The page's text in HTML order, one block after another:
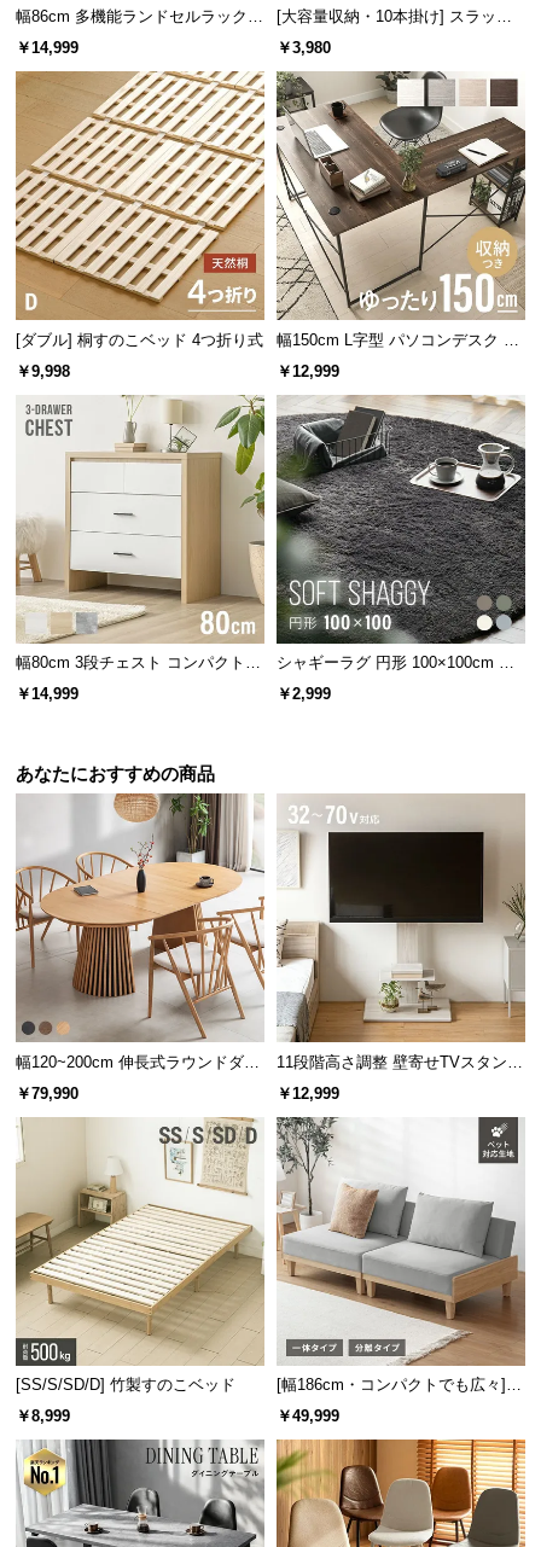
つ
い
て
品・
キ
ャ
ン
セ
ル
に
て
に
い
て
会
員
に
て
ポ
ー
ト
知
ら
せ
ブ
ロ
企
業
伝統と信頼のデンマークデザイン
家具づくりの長い歴史を持つデンマーク。家具の本
場にて丁寧に作り上げられたこだわりの一台です。
シリーズで揃えてトータ
ルコーデ
同シリーズの家具で揃えることで空間に統一性
が生まれ、すっきりとまとまった印象のお部屋
になります。
幅86cm 多機能ランドセルラック
ハンガーラック付き
￥14,999
[大容量収納・10本掛け] スラック
スハンガー キャスター付き 出し入
￥3,980
[ダブル] 桐すのこベッド 4つ折り式
￥9,998
幅150cm L字型 パソコンデスク ワ
ークデスク サイド組替可能 コーナ
ー 木目調
￥12,999
幅80cm 3段チェスト コンパクトで
もたっぷり収納 木目調/モルタル調
￥14,999
シャギーラグ 円形 100×100cm 洗
える 防音 防ダニ 抗菌防臭 滑り止
￥2,999
あなたにおすすめの商品
幅120~200cm 伸長式ラウンドダイ
ニングテーブル 6人掛け 天然木突
￥79,990
11段階高さ調整 壁寄せTVスタンド
キャスター付き 上下左右角度調節
￥12,999
[SS/S/SD/D] 竹製すのこベッド
￥8,999
[幅186cm・コンパクトでも広々] 3
人掛けソファベッド リクライニン
￥49,999